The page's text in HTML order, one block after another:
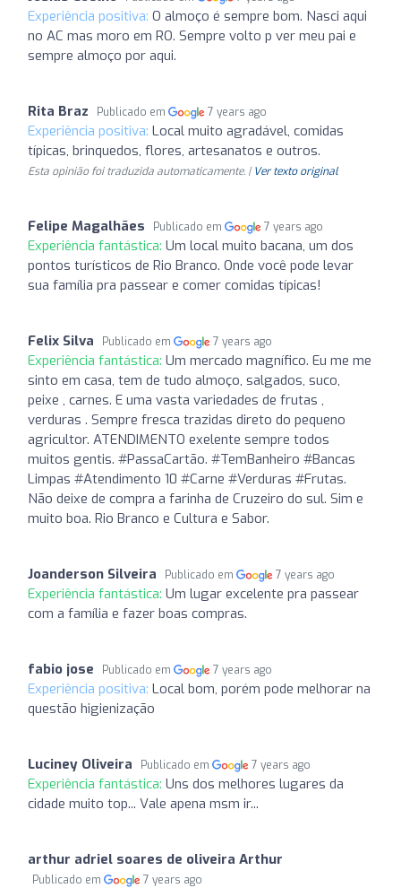
Experiência positiva: O almoço é sempre bom. Nasci aqui
no AC mas moro em RO. Sempre volto p ver meu pai e
sempre almoço por aqui.
Rita Braz Publicado em 7 years ago
Experiência positiva: Local muito agradável, comidas
típicas, brinquedos, flores, artesanatos e outros.
Esta opinião foi traduzida automaticamente. | Ver texto original
Felipe Magalhães Publicado em 7 years ago
Experiência fantástica: Um local muito bacana, um dos
pontos turísticos de Rio Branco. Onde você pode levar
sua família pra passear e comer comidas típicas!
Felix Silva Publicado em 7 years ago
Experiência fantástica: Um mercado magnífico. Eu me me
sinto em casa, tem de tudo almoço, salgados, suco,
peixe , carnes. E uma vasta variedades de frutas ,
verduras . Sempre fresca trazidas direto do pequeno
agricultor. ATENDIMENTO exelente sempre todos
muitos gentis. #PassaCartão. #TemBanheiro #Bancas
Limpas #Atendimento 10 #Carne #Verduras #Frutas.
Não deixe de compra a farinha de Cruzeiro do sul. Sim e
muito boa. Rio Branco e Cultura e Sabor.
Joanderson Silveira Publicado em 7 years ago
Experiência fantástica: Um lugar excelente pra passear
com a família e fazer boas compras.
fabio jose Publicado em 7 years ago
Experiência positiva: Local bom, porém pode melhorar na
questão higienização
Luciney Oliveira Publicado em 7 years ago
Experiência fantástica: Uns dos melhores lugares da
cidade muito top... Vale apena msm ir...
arthur adriel soares de oliveira Arthur
Publicado em 7 years ago